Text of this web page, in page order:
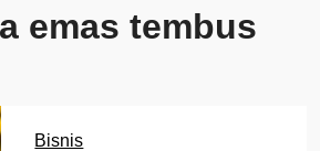
emas tembus
Bisnis